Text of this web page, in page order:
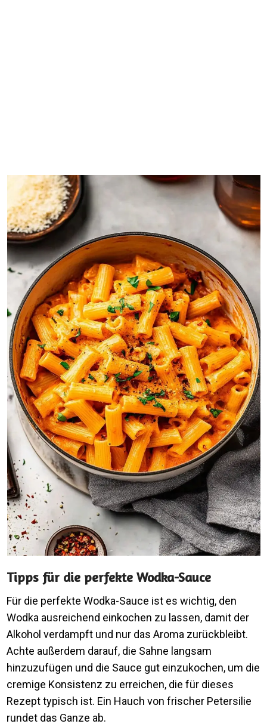
Tipps für die perfekte Wodka-Sauce
Für die perfekte Wodka-Sauce ist es wichtig, den
Wodka ausreichend einkochen zu lassen, damit der
Alkohol verdampft und nur das Aroma zurückbleibt.
Achte außerdem darauf, die Sahne langsam
hinzuzufügen und die Sauce gut einzukochen, um die
cremige Konsistenz zu erreichen, die für dieses
Rezept typisch ist. Ein Hauch von frischer Petersilie
rundet das Ganze ab.